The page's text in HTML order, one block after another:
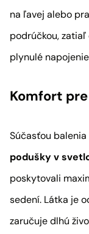
na ľavej alebo
podrúčkou,
plynulé
Komfort
Súčasťou
podušky v
poskytovali
sedení. Látka je
zaručuje dlhú